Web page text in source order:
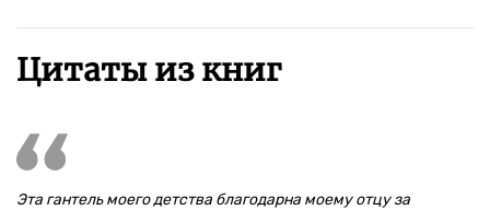
Цитаты из книг
Эта гантель моего детства благодарна моему отцу за